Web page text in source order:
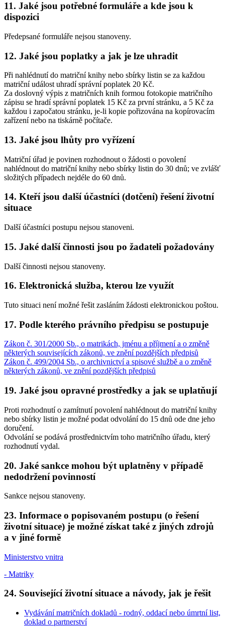
11. Jaké jsou potřebné formuláře a kde jsou k
dispozici
Předepsané formuláře nejsou stanoveny.
12. Jaké jsou poplatky a jak je lze uhradit
Při nahlédnutí do matriční knihy nebo sbírky listin se za každou
matriční událost uhradí správní poplatek 20 Kč.
Za doslovný výpis z matričních knih formou fotokopie matričního
zápisu se hradí správní poplatek 15 Kč za první stránku, a 5 Kč za
každou i započatou stránku, je-li kopie pořizována na kopírovacím
zařízení nebo na tiskárně počítače.
13. Jaké jsou lhůty pro vyřízení
Matriční úřad je povinen rozhodnout o žádosti o povolení
nahlédnout do matriční knihy nebo sbírky listin do 30 dnů; ve zvlášť
složitých případech nejdéle do 60 dnů.
14. Kteří jsou další účastníci (dotčení) řešení životní
situace
Další účastníci postupu nejsou stanoveni.
15. Jaké další činnosti jsou po žadateli požadovány
Další činnosti nejsou stanoveny.
16. Elektronická služba, kterou lze využít
Tuto situaci není možné řešit zasláním žádosti elektronickou poštou.
17. Podle kterého právního předpisu se postupuje
Zákon č. 301/2000 Sb., o matrikách, jménu a příjmení a o změně
některých souvisejících zákonů, ve znění pozdějších předpisů
Zákon č. 499/2004 Sb., o archivnictví a spisové službě a o změně
některých zákonů, ve znění pozdějších předpisů
19. Jaké jsou opravné prostředky a jak se uplatňují
Proti rozhodnutí o zamítnutí povolení nahlédnout do matriční knihy
nebo sbírky listin je možné podat odvolání do 15 dnů ode dne jeho
doručení.
Odvolání se podává prostřednictvím toho matričního úřadu, který
rozhodnutí vydal.
20. Jaké sankce mohou být uplatněny v případě
nedodržení povinností
Sankce nejsou stanoveny.
23. Informace o popisovaném postupu (o řešení
životní situace) je možné získat také z jiných zdrojů
a v jiné formě
Ministerstvo vnitra
- Matriky
24. Související životní situace a návody, jak je řešit
Vydávání matričních dokladů - rodný, oddací nebo úmrtní list,
doklad o partnerství